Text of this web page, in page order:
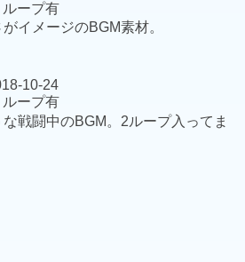
ループ有
イメージのBGM素材。
10-24
ループ有
戦闘中のBGM。2ループ入ってま